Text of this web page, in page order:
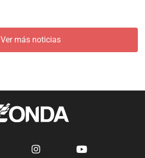
Ver más noticias